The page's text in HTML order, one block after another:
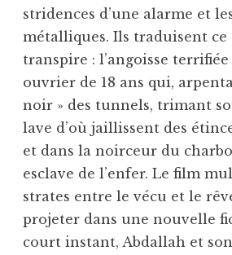
stridences d’une alarme et
métalliques. Ils traduisent
transpire : l’angoisse
ouvrier de 18 ans qui,
noir » des tunnels, trimant
lave d’où jaillissent des
et dans la noirceur du
esclave de l’enfer. Le film
strates entre le vécu et le
projeter dans une nouvelle
court instant, Abdallah et